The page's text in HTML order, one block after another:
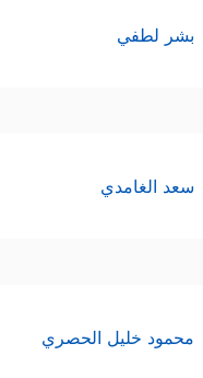
بشر لطفي
سعد الغامدي
محمود خليل الحصري